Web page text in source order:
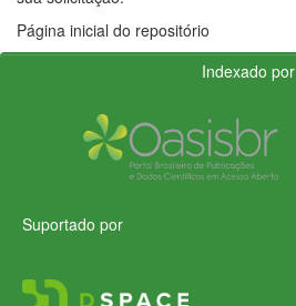
Página inicial do repositório
Indexado por
Suportado por